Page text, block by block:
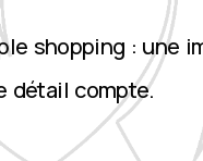
shopping :
détail compte.